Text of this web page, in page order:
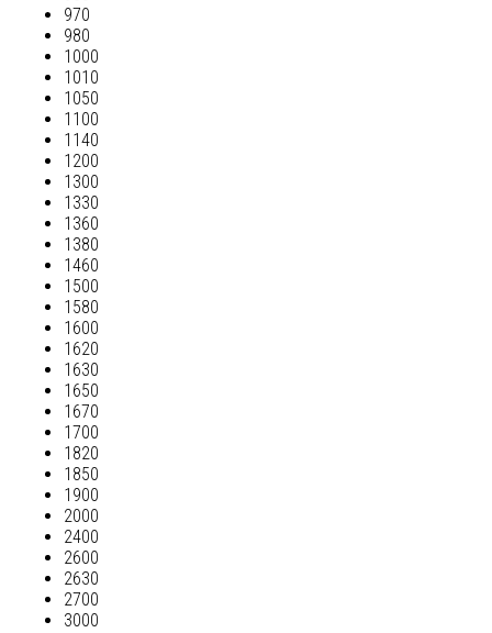
970
980
1000
1010
1050
1100
1140
1200
1300
1330
1360
1380
1460
1500
1580
1600
1620
1630
1650
1670
1700
1820
1850
1900
2000
2400
2600
2630
2700
3000